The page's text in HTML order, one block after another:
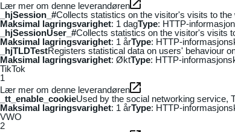
Lær mer om denne leverandøren
_hjSession_#Collects statistics on the visitor's visits to
Maksimal lagringsvarighet: 1 dagType: HTTP-
_hjSessionUser_#Collects statistics on the visitor's visits
Maksimal lagringsvarighet: 1 årType: HTTP-
_hjTLDTestRegisters statistical data on users' behaviour
Maksimal lagringsvarighet: ØktType: HTTP-
TikTok
1
Lær mer om denne leverandøren
_tt_enable_cookieUsed by the social networking service,
Maksimal lagringsvarighet: 1 årType: HTTP-
VWO
2